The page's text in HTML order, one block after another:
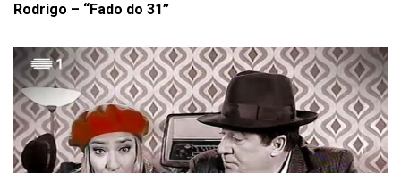
Rodrigo – “Fado do 31”